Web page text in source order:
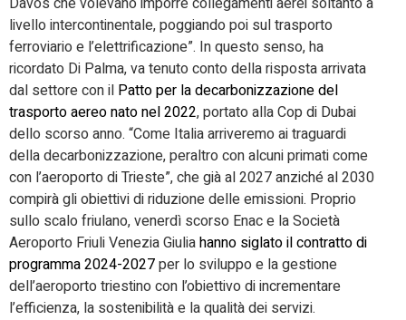
livello intercontinentale, poggiando poi sul trasporto
ferroviario e l’elettrificazione”. In questo senso, ha
ricordato Di Palma, va tenuto conto della risposta arrivata
dal settore con il Patto per la decarbonizzazione del
trasporto aereonato nel 2022, portato alla Cop di Dubai
dello scorso anno. “Come Italia arriveremo ai traguardi
della decarbonizzazione, peraltro con alcuni primati come
con l’aeroporto di Trieste”, che già al 2027 anziché al 2030
compirà gli obiettivi di riduzione delle emissioni. Proprio
sullo scalo friulano, venerdì scorso Enac e la Società
Aeroporto Friuli Venezia Giuliahanno siglato il contratto di
programma 2024-2027per lo sviluppo e la gestione
dell’aeroporto triestino con l’obiettivo di incrementare
l’efficienza, la sostenibilità e la qualità dei servizi.